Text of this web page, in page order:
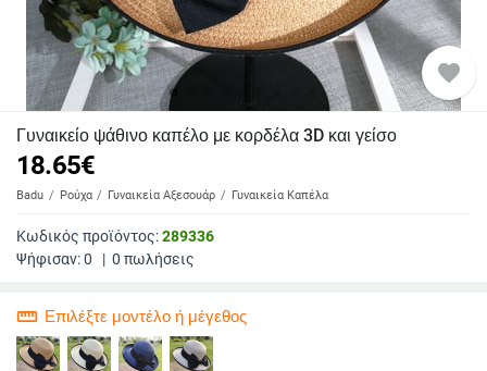
favorite
Γυναικείο ψάθινο καπέλο με κορδέλα 3D και γείσο
18.65€
Badu Ρούχα Γυναικεία Αξεσουάρ Γυναικεία Καπέλα
Κωδικός προϊόντος:289336
Ψήφισαν:0 | 0 πωλήσεις
straighten Επιλέξτε μοντέλο ή μέγεθος